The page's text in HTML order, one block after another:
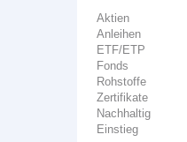
Aktien
Anleihen
ETF/ETP
Fonds
Rohstoffe
Zertifikate
Nachhaltig
Einstieg